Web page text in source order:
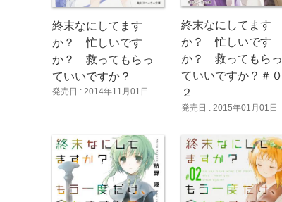
終末なにしてます
か？ 忙しいです
か？ 救ってもらっ
ていいですか？
発売日 : 2014年11月01日
終末なにしてます
か？ 忙しいです
か？ 救ってもらっ
ていいですか？＃０
２
発売日 : 2015年01月01日